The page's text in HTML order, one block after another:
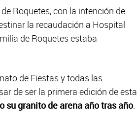
Roquetes, con la intención de
la recaudación a Hospital
de Roquetes estaba
de Fiestas y todas las
de ser la primera edición de esta
su granito de arena año tras año.